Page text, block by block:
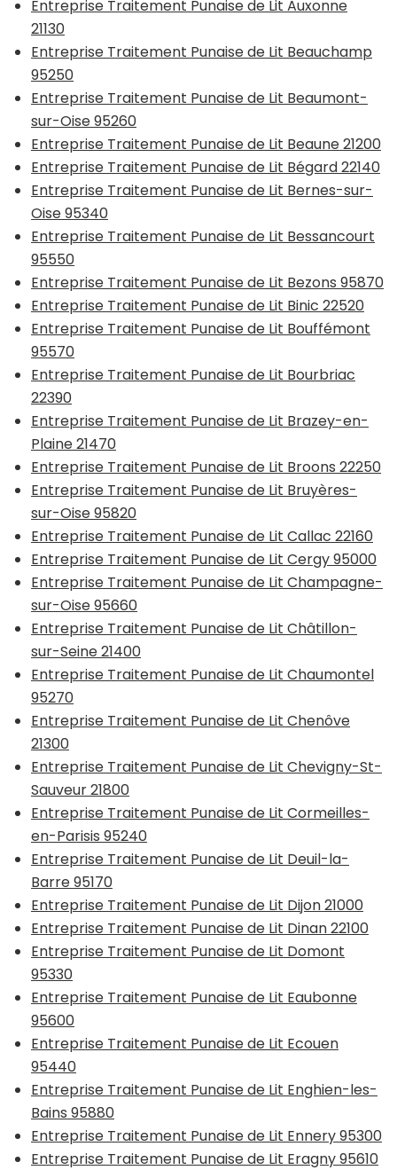
Entreprise Traitement Punaise de Lit Auxonne
21130
Entreprise Traitement Punaise de Lit Beauchamp
95250
Entreprise Traitement Punaise de Lit Beaumont-
sur-Oise 95260
Entreprise Traitement Punaise de Lit Beaune 21200
Entreprise Traitement Punaise de Lit Bégard 22140
Entreprise Traitement Punaise de Lit Bernes-sur-
Oise 95340
Entreprise Traitement Punaise de Lit Bessancourt
95550
Entreprise Traitement Punaise de Lit Bezons 95870
Entreprise Traitement Punaise de Lit Binic 22520
Entreprise Traitement Punaise de Lit Bouffémont
95570
Entreprise Traitement Punaise de Lit Bourbriac
22390
Entreprise Traitement Punaise de Lit Brazey-en-
Plaine 21470
Entreprise Traitement Punaise de Lit Broons 22250
Entreprise Traitement Punaise de Lit Bruyères-
sur-Oise 95820
Entreprise Traitement Punaise de Lit Callac 22160
Entreprise Traitement Punaise de Lit Cergy 95000
Entreprise Traitement Punaise de Lit Champagne-
sur-Oise 95660
Entreprise Traitement Punaise de Lit Châtillon-
sur-Seine 21400
Entreprise Traitement Punaise de Lit Chaumontel
95270
Entreprise Traitement Punaise de Lit Chenôve
21300
Entreprise Traitement Punaise de Lit Chevigny-St-
Sauveur 21800
Entreprise Traitement Punaise de Lit Cormeilles-
en-Parisis 95240
Entreprise Traitement Punaise de Lit Deuil-la-
Barre 95170
Entreprise Traitement Punaise de Lit Dijon 21000
Entreprise Traitement Punaise de Lit Dinan 22100
Entreprise Traitement Punaise de Lit Domont
95330
Entreprise Traitement Punaise de Lit Eaubonne
95600
Entreprise Traitement Punaise de Lit Ecouen
95440
Entreprise Traitement Punaise de Lit Enghien-les-
Bains 95880
Entreprise Traitement Punaise de Lit Ennery 95300
Entreprise Traitement Punaise de Lit Eragny 95610